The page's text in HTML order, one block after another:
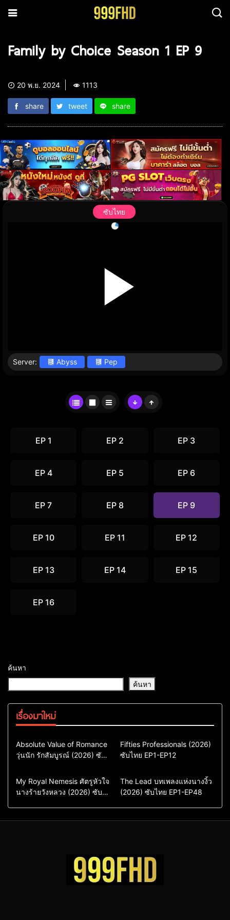
Family by Choice Season 1 EP 9
20 พ.ย. 2024 1113
share tweet share
ซับไทย
Server: Abyss Pep
EP 1 EP 2 EP 3
EP 4 EP 5 EP 6
EP 7 EP 8 EP 9
EP 10 EP 11 EP 12
EP 13 EP 14 EP 15
EP 16
ค้นหา
ค้นหา
เรื่องมาใหม่
Comedy
Drama
ซีรี่ย์เกาหลี
ซีรี่ย์เกาหลีพากย์ไทย
Absolute Value of Romance
วุ่นนัก รักสัมบูรณ์ (2026) ซับ
Action & Adventure
Comedy
Drama
ซีรี่ย์เกาหลีซับไทย
Fifties Professionals (2026)
ซับไทย EP1-EP12
Comedy
Drama
Sci-Fi & Fantasy
My Royal Nemesis ศัตรูหัวใจ
นางร้ายวังหลวง (2026) ซับ
Drama
ซีรี่ย์จีน
ซีรี่ย์จีนซับไทย
The Lead บทเพลงแห่งนางงิ้ว
(2026) ซับไทย EP1-EP48